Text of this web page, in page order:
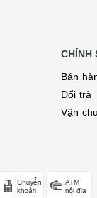
CHÍNH
Bán
Đổi trả
Vận